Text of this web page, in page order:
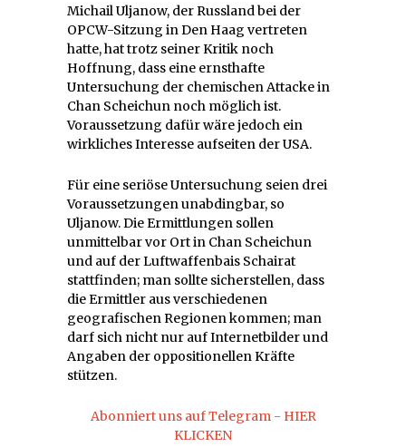
Michail Uljanow, der Russland bei der
OPCW-Sitzung in Den Haag vertreten
hatte, hat trotz seiner Kritik noch
Hoffnung, dass eine ernsthafte
Untersuchung der chemischen Attacke in
Chan Scheichun noch möglich ist.
Voraussetzung dafür wäre jedoch ein
wirkliches Interesse aufseiten der USA.
Für eine seriöse Untersuchung seien drei
Voraussetzungen unabdingbar, so
Uljanow. Die Ermittlungen sollen
unmittelbar vor Ort in Chan Scheichun
und auf der Luftwaffenbais Schairat
stattfinden; man sollte sicherstellen, dass
die Ermittler aus verschiedenen
geografischen Regionen kommen; man
darf sich nicht nur auf Internetbilder und
Angaben der oppositionellen Kräfte
stützen.
Abonniert uns auf Telegram - HIER
KLICKEN